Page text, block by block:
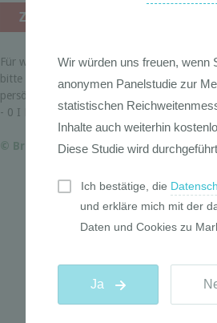
Für weitere Informationen besuchen Sie
bitte
www.branchenradar.com
oder
persönliche Ansprechpartnerin Sabine
- 0 I Email:
sh@kfp.at
© Branchenradar